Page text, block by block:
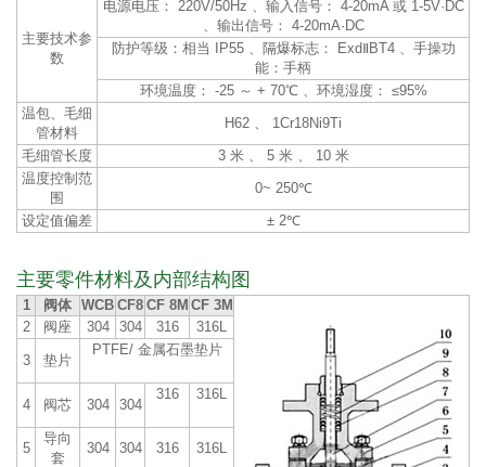
主要技术参
数
电源电压： 220V/50Hz 、输入信号： 4-20mA 或 1-5V·DC
、输出信号： 4-20mA·DC
防护等级：相当 IP55 、隔爆标志： ExdⅡBT4 、手操功
能：手柄
环境温度： -25 ～ + 70℃ 、环境湿度： ≤95%
温包、毛细
管材料
H62 、 1Cr18Ni9Ti
毛细管长度
3 米 、 5 米 、 10 米
温度控制范
围
0~ 250℃
设定值偏差
± 2℃
主要零件材料及内部结构图
1 阀体 WCB CF8 CF 8M CF 3M
2
阀座 304 304 316 316L
3 垫片
PTFE/ 金属石墨垫片
4 阀芯 304 304
316 316L
5
导向
套
304 304 316 316L